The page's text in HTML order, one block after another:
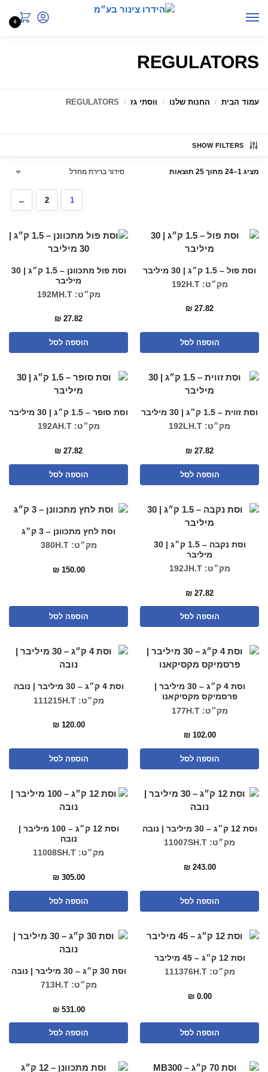
0
REGULATORS
עמוד הבית / החנות שלנו / ווסתי גז /
REGULATORS
SHOW FILTERS
מציג 1–24 מתוך 25 תוצאות
1
2
←
וסת פול – 1.5 ק״ג | 30 מיליבר
מק״ט: 192H.T
₪ 27.82
הוספה לסל
וסת פול מתכוונן – 1.5 ק״ג | 30
מיליבר
מק״ט: 192MH.T
₪ 27.82
הוספה לסל
וסת זווית – 1.5 ק״ג | 30 מיליבר
מק״ט: 192LH.T
₪ 27.82
הוספה לסל
וסת סופר – 1.5 ק״ג | 30 מיליבר
מק״ט: 192AH.T
₪ 27.82
הוספה לסל
וסת נקבה – 1.5 ק״ג | 30
מיליבר
מק״ט: 192JH.T
₪ 27.82
הוספה לסל
וסת לחץ מתכוונן – 3 ק״ג
מק״ט: 380H.T
₪150.00
הוספה לסל
וסת 4 ק״ג – 30 מיליבר |
פרסמיקס מקסיקאנו
מק״ט: 177H.T
₪102.00
הוספה לסל
וסת 4 ק״ג – 30 מיליבר | נובה
מק״ט: 111215H.T
₪120.00
הוספה לסל
וסת 12 ק״ג – 30 מיליבר | נובה
מק״ט: 11007SH.T
₪243.00
הוספה לסל
וסת 12 ק״ג – 100 מיליבר |
נובה
מק״ט: 11008SH.T
₪305.00
הוספה לסל
וסת 12 ק״ג – 45 מיליבר
מק״ט: 111376H.T
₪0.00
הוספה לסל
וסת 30 ק״ג – 30 מיליבר | נובה
מק״ט: 713H.T
₪531.00
הוספה לסל